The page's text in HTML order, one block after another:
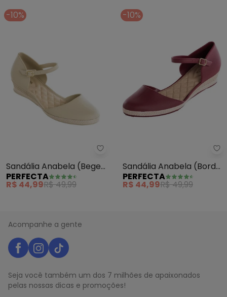
-10%
Perfecta - Sandália Anabela
Sandália Anabela (Bege)
Salto Baixo
PERFECTA
R$ 44,99R$ 49,99
-10%
Sandália Anabela (Bordô)
Salto Baixo
PERFECTA
R$ 44,99R$ 49,99
Acompanhe a gente
Seja você também um dos 7 milhões de apaixonados
pelas nossas dicas e promoções!